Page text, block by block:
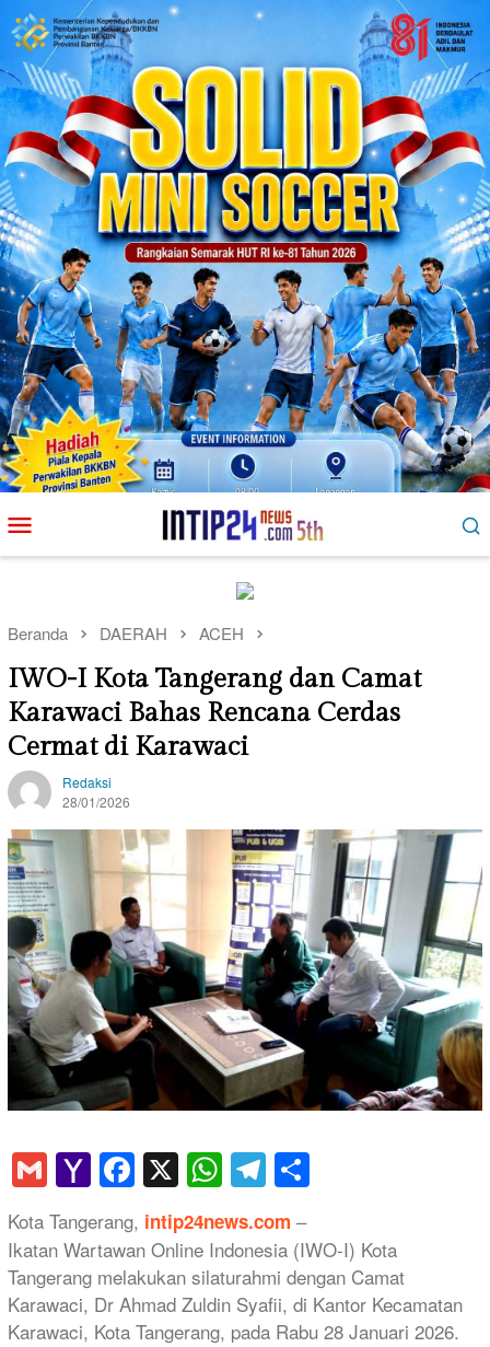
ke
kontenMobile
Beranda DAERAH ACEH
IWO-I Kota Tangerang dan Camat
Karawaci Bahas Rencana Cerdas
Cermat di Karawaci
Redaksi
28/01/2026
GmailYahoo
Mail
Facebook
X WhatsApp
Telegram
Kota Tangerang, intip24news.com –
Ikatan Wartawan Online Indonesia (IWO-I) Kota
Tangerang melakukan silaturahmi dengan Camat
Karawaci, Dr Ahmad Zuldin Syafii, di Kantor Kecamatan
Karawaci, Kota Tangerang, pada Rabu 28 Januari 2026.